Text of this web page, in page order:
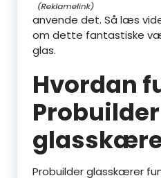
anvende det. Så læs
om dette fantastiske
glas.
Hvordan
Probuilder
Probuilder glasskærer